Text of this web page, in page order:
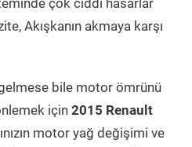
çok ciddi hasarlar
Akışkanın akmaya karşı
bile motor ömrünü
için 2015 Renault
motor yağ değişimi ve